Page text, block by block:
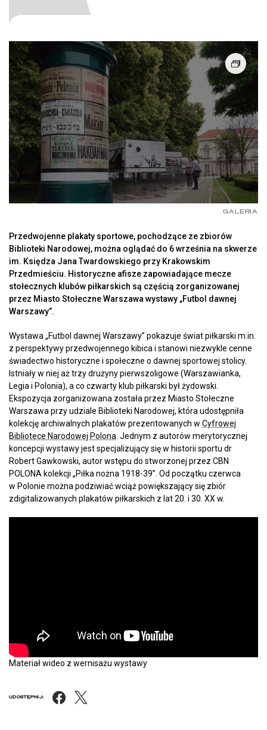
GALERIA
Przedwojenne plakaty sportowe, pochodzące ze zbiorów
Biblioteki Narodowej, można oglądać do 6 września na skwerze
im. Księdza Jana Twardowskiego przy Krakowskim
Przedmieściu. Historyczne afisze zapowiadające mecze
stołecznych klubów piłkarskich są częścią zorganizowanej
przez Miasto Stołeczne Warszawa wystawy „Futbol dawnej
Warszawy”.
Wystawa „Futbol dawnej Warszawy” pokazuje świat piłkarski m.in.
z perspektywy przedwojennego kibica i stanowi niezwykle cenne
świadectwo historyczne i społeczne o dawnej sportowej stolicy.
Istniały w niej aż trzy drużyny pierwszoligowe (Warszawianka,
Legia i Polonia), a co czwarty klub piłkarski był żydowski.
Ekspozycja zorganizowana została przez Miasto Stołeczne
Warszawa przy udziale Biblioteki Narodowej, która udostępniła
kolekcję archiwalnych plakatów prezentowanych w Cyfrowej
Bibliotece Narodowej Polona . Jednym z autorów merytorycznej
koncepcji wystawy jest specjalizujący się w historii sportu dr
Robert Gawkowski, autor wstępu do stworzonej przez CBN
POLONA kolekcji „Piłka nożna 1918-39”. Od początku czerwca
w Polonie można podziwiać wciąż powiększający się zbiór
zdigitalizowanych plakatów piłkarskich z lat 20. i 30. XX w.
Materiał wideo z wernisażu wystawy
UDOSTĘPNIJ: Facebook